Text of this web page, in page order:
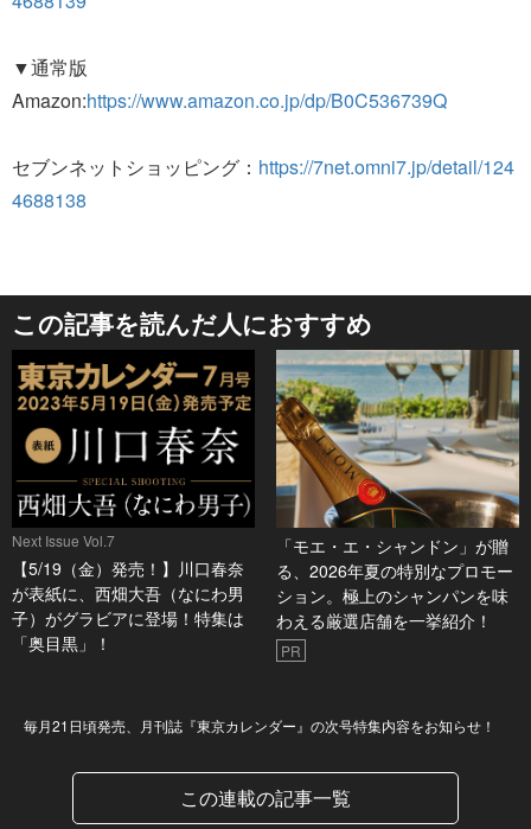
▼通常版
Amazon:https://www.amazon.co.jp/dp/B0C536739Q
セブンネットショッピング： https://7net.omni7.jp/detail/124
4688138
この記事を読んだ人におすすめ
Next Issue Vol.7
【5/19（金）発売！】川口春奈
が表紙に、西畑大吾（なにわ男
子）がグラビアに登場！特集は
「奥目黒」！
「モエ・エ・シャンドン」が贈
る、2026年夏の特別なプロモー
ション。極上のシャンパンを味
わえる厳選店舗を一挙紹介！
PR
毎月21日頃発売、月刊誌『東京カレンダー』の次号特集内容をお知らせ！
この連載の記事一覧